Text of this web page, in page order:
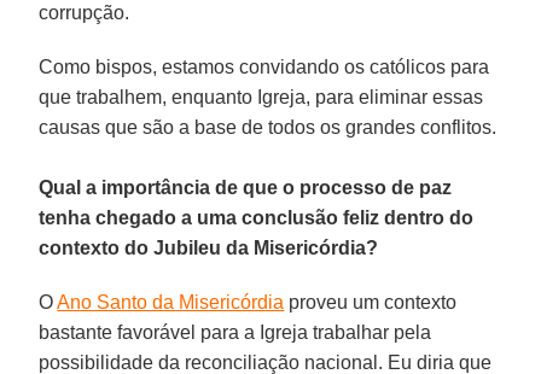
corrupção.
Como bispos, estamos convidando os católicos para
que trabalhem, enquanto Igreja, para eliminar essas
causas que são a base de todos os grandes conflitos.
Qual a importância de que o processo de paz
tenha chegado a uma conclusão feliz dentro do
contexto do Jubileu da Misericórdia?
OAno Santo da Misericórdia proveu um contexto
bastante favorável para a Igreja trabalhar pela
possibilidade da reconciliação nacional. Eu diria que